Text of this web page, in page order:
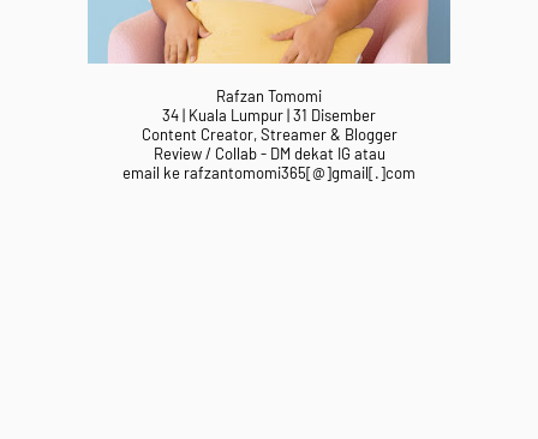
Rafzan Tomomi
34 | Kuala Lumpur | 31 Disember
Content Creator, Streamer & Blogger
Review / Collab - DM dekat IG atau
email ke rafzantomomi365[@]gmail[.]com